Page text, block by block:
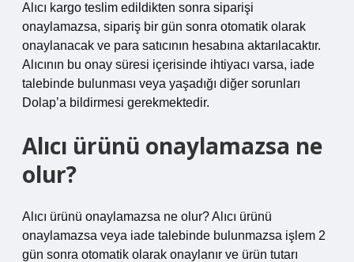
Alıcı kargo teslim edildikten sonra siparişi
onaylamazsa, sipariş bir gün sonra otomatik olarak
onaylanacak ve para satıcının hesabına aktarılacaktır.
Alıcının bu onay süresi içerisinde ihtiyacı varsa, iade
talebinde bulunması veya yaşadığı diğer sorunları
Dolap’a bildirmesi gerekmektedir.
Alıcı ürünü onaylamazsa ne
olur?
Alıcı ürünü onaylamazsa ne olur? Alıcı ürünü
onaylamazsa veya iade talebinde bulunmazsa işlem 2
gün sonra otomatik olarak onaylanır ve ürün tutarı